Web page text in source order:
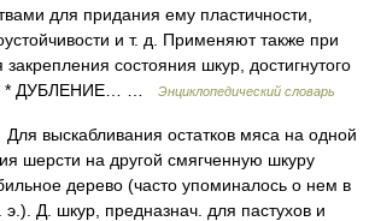
для придания ему пластичности,
и т. д. Применяют также при
состояния шкур, достигнутого
* * ДУБЛЕНИЕ… …
Энциклопедический словарь
остатков мяса на одной
шерсти на другой смягченную шкуру
дерево (часто упоминалось о нем в
Д. шкур, предназнач. для пастухов и